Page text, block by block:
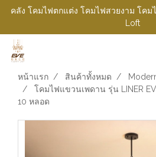
คลัง โคมไฟตกแต่ง โคมไฟสวยงาม โคม
Loft
หน้าแรก สินค้าทั้งหมด
โคมไฟแขวนเพดาน รุ่น LINER
10 หลอด